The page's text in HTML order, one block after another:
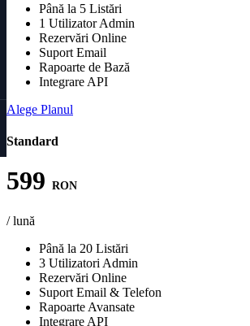
Până la 5 Listări
1 Utilizator Admin
Rezervări Online
Suport Email
Rapoarte de Bază
Integrare API
Alege Planul
Standard
599 RON
/ lună
Până la 20 Listări
3 Utilizatori Admin
Rezervări Online
Suport Email & Telefon
Rapoarte Avansate
Integrare API